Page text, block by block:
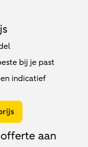
bij je past
indicatief
aan